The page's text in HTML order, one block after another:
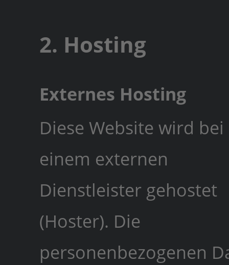
2. Hosting
Externes Hosting
Diese Website wird bei
einem externen
Dienstleister gehostet
(Hoster). Die
personenbezogenen